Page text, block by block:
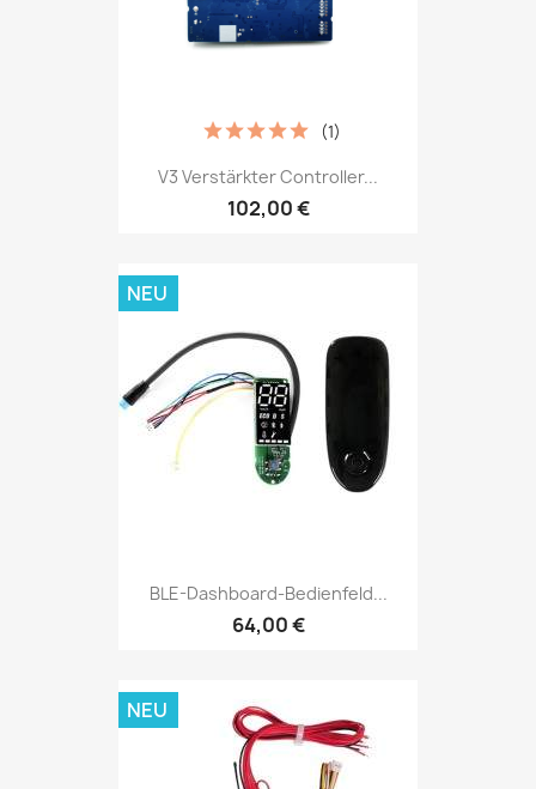
V3 Verstärkter Controller...
102,00 €
(1)
BLE-Dashboard-Bedienfeld...
64,00 €
NEU
NEU